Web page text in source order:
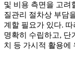
및 비용 측면을 고려
질관리 절차상 부담
계할 필요가 있다.
명확히 수립하고, 단
치 등 가시적 활용에